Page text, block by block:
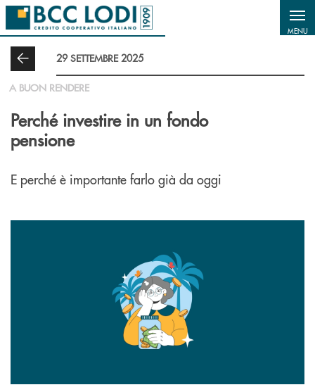
Salta al contenuto principale
MENU
29 SETTEMBRE 2025
A BUON RENDERE
Perché investire in un fondo
pensione
E perché è importante farlo già da oggi